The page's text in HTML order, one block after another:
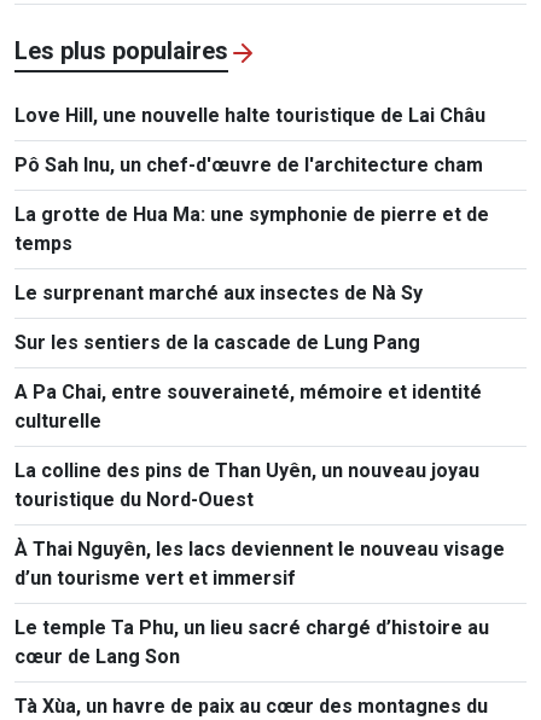
Les plus populaires
Love Hill, une nouvelle halte touristique de Lai Châu
Pô Sah Inu, un chef-d'œuvre de l'architecture cham
La grotte de Hua Ma: une symphonie de pierre et de
temps
Le surprenant marché aux insectes de Nà Sy
Sur les sentiers de la cascade de Lung Pang
A Pa Chai, entre souveraineté, mémoire et identité
culturelle
La colline des pins de Than Uyên, un nouveau joyau
touristique du Nord-Ouest
À Thai Nguyên, les lacs deviennent le nouveau visage
d’un tourisme vert et immersif
Le temple Ta Phu, un lieu sacré chargé d’histoire au
cœur de Lang Son
Tà Xùa, un havre de paix au cœur des montagnes du